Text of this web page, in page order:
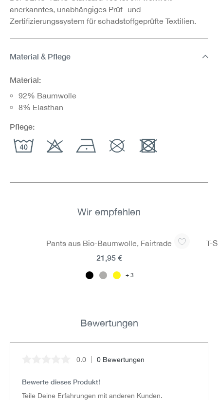
anerkanntes, unabhängiges Prüf- und
Zertifizierungssystem für schadstoffgeprüfte Textilien.
Material & Pflege
Material:
92% Baumwolle
8% Elasthan
Pflege:
Wir empfehlen
Pants aus Bio-Baumwolle, Fairtrade
3
21,95 €
T-
Bewertungen
Durchschnittliche Bewertung von 0 von 5 Sternen
0.0 0 Bewertungen
Bewerte dieses Produkt!
Teile Deine Erfahrungen mit anderen Kunden.